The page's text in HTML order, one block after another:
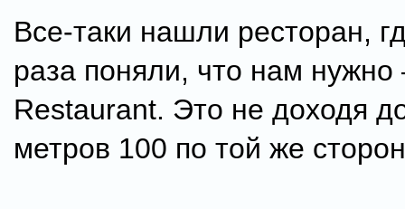
Все-таки нашли ресторан,
раза поняли, что нам нужно
Restaurant. Это не доходя
метров 100 по той же